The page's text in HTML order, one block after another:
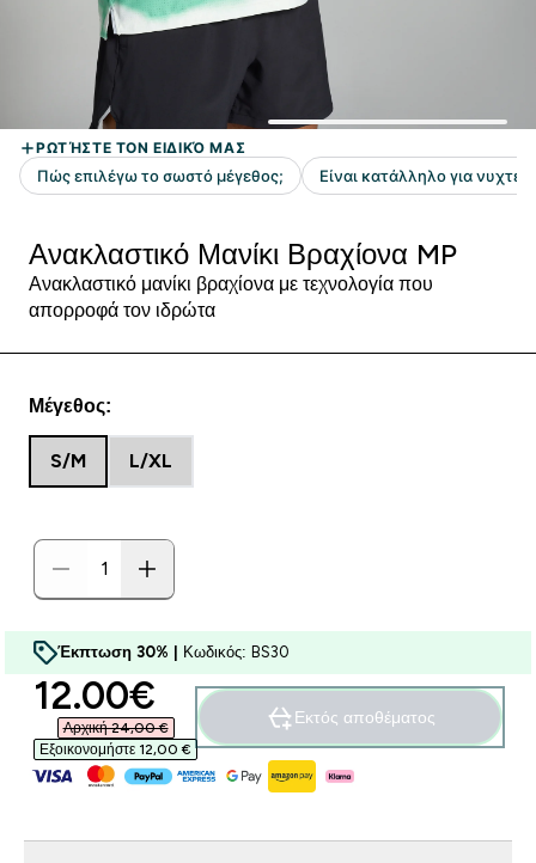
Ανακλαστικό Μανίκι Βραχίονα MP
Ανακλαστικό μανίκι βραχίονα με τεχνολογία που
απορροφά τον ιδρώτα
Μέγεθος:
S/M L/XL
Έκπτωση 30% | Κωδικός: BS30
discounted price
12.00€‎
Αρχική 24,00 €‎
Εξοικονομήστε 12,00 €‎
Εκτός αποθέματος